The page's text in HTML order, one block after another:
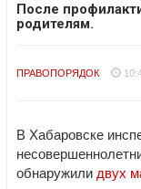
После
родителям.
ПРАВОПОРЯДОК
В Хабаровске
обнаружили двух